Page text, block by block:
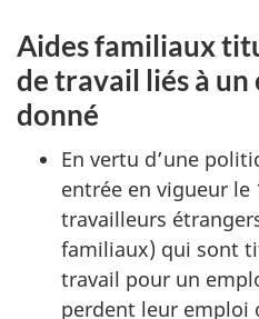
Aides familiaux
de travail liés à
donné
En vertu d’une
entrée en vigueur le
travailleurs
familiaux) qui sont
travail pour un
perdent leur emploi